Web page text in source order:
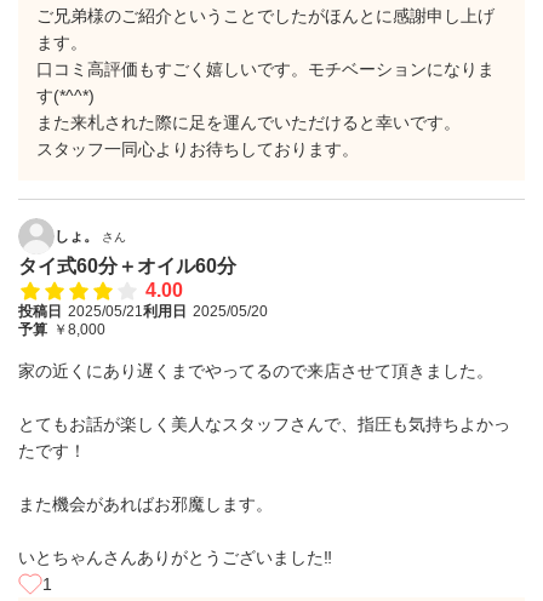
ご兄弟様のご紹介ということでしたがほんとに感謝申し上げ
ます。
口コミ高評価もすごく嬉しいです。モチベーションになりま
す(*^^*)
また来札された際に足を運んでいただけると幸いです。
スタッフ一同心よりお待ちしております。
しょ。 さん
タイ式60分＋オイル60分
4.00
投稿日 2025/05/21利用日 2025/05/20
予算 ￥8,000
家の近くにあり遅くまでやってるので来店させて頂きました。
とてもお話が楽しく美人なスタッフさんで、指圧も気持ちよかっ
たです！
また機会があればお邪魔します。
いとちゃんさんありがとうございました‼︎
1